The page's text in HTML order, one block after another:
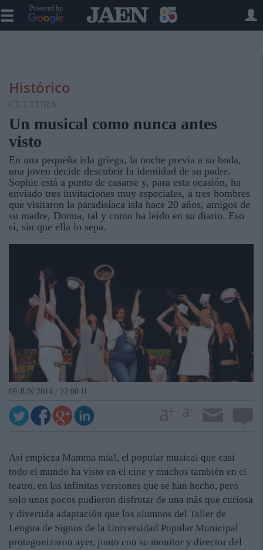
Powered by
Histórico
CULTURA
Un musical como nunca antes
visto
En una pequeña isla griega, la noche previa a su boda,
una joven decide descubrir la identidad de su padre.
Sophie está a punto de casarse y, para esta ocasión, ha
enviado tres invitaciones muy especiales, a tres hombres
que visitaron la paradisíaca isla hace 20 años, amigos de
su madre, Donna, tal y como ha leído en su diario. Eso
sí, sin que ella lo sepa.
09 JUN 2014 / 22:00 H.
Así empieza Mamma mía!, el popular musical que casi
todo el mundo ha visto en el cine y muchos también en el
teatro, en las infinitas versiones que se han hecho, pero
solo unos pocos pudieron disfrutar de una más que curiosa
y divertida adaptación que los alumnos del Taller de
Lengua de Signos de la Universidad Popular Municipal
protagonizaron ayer, junto con su monitor y director del